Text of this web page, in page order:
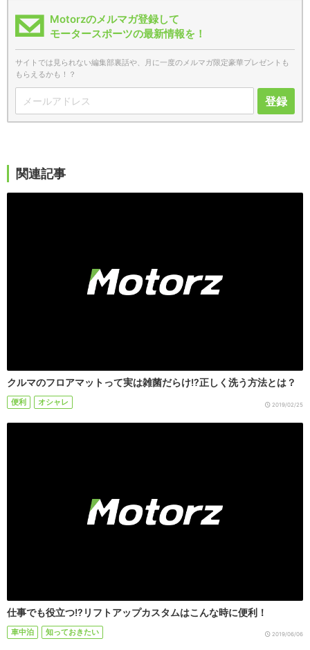
Motorzのメルマガ登録して
モータースポーツの最新情報を！
サイトでは見られない編集部裏話や、月に一度のメルマガ限定豪華プレゼントも
もらえるかも！？
登録
関連記事
クルマのフロアマットって実は雑菌だらけ!?正しく洗う方法とは？
便利 オシャレ 2019/02/25
仕事でも役立つ!?リフトアップカスタムはこんな時に便利！
車中泊 知っておきたい 2019/06/06